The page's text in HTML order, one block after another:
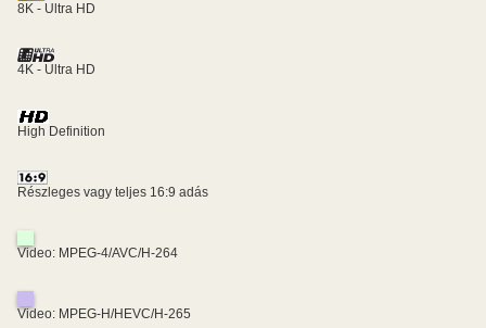
8K - Ultra HD
4K - Ultra HD
High Definition
Részleges vagy teljes 16:9 adás
Video: MPEG-4/AVC/H-264
Video: MPEG-H/HEVC/H-265